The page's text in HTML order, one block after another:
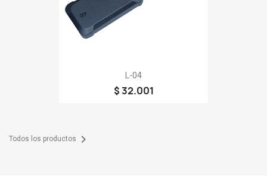
L-04
$ 32.001
Todos los productos 